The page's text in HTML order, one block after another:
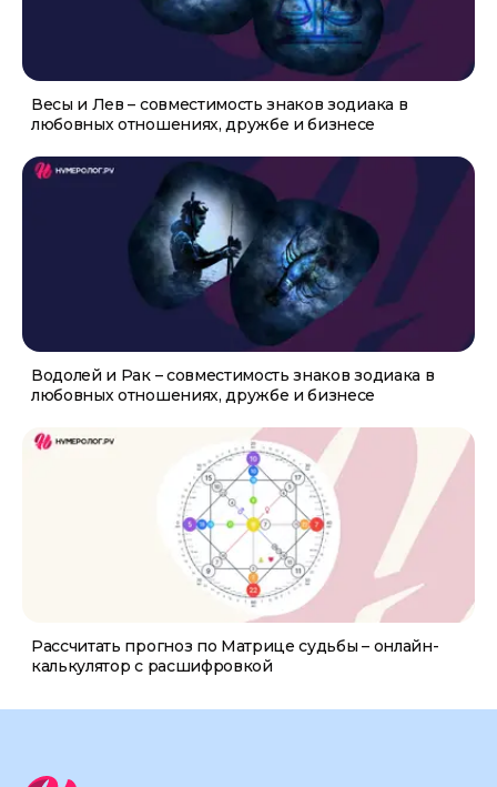
Весы и Лев – совместимость знаков зодиака в
любовных отношениях, дружбе и бизнесе
Водолей и Рак – совместимость знаков зодиака в
любовных отношениях, дружбе и бизнесе
Рассчитать прогноз по Матрице судьбы – онлайн-
калькулятор с расшифровкой